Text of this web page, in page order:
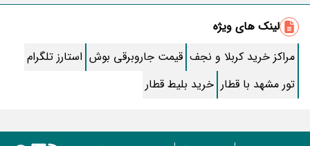
طرز تهیه سالاد ماکارونی خانگی خوشمزه و لذیذ + آموزش تصویری
طرز تهیه پاستا با سس آلفردو و مرغ فوری + آموزش تصویری پنه
جواب کامل اسم فامیل با “س”
ماه قرمز نشانه آخر دنیا در آسمان ظاهر شد !
جملات زیبا برای بهترین پدر دنیا
لینک های ویژه
مراکز خرید کربلا و نجف قیمت جاروبرقی بوش استارز تلگرام
تور مشهد با قطار خرید بلیط قطار